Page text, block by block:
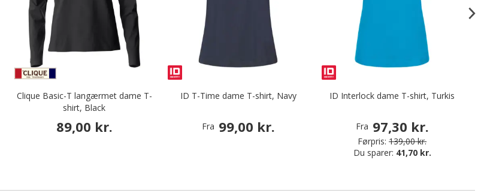
Clique Basic-T langærmet dame T-
shirt, Black
89,00 kr.
ID T-Time dame T-shirt, Navy
Fra 99,00 kr.
ID Interlock dame T-shirt, Turkis
Fra 97,30 kr.
Førpris: 139,00 kr.
Du sparer: 41,70 kr.